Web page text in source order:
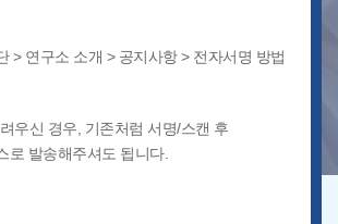
> 연구소 소개 > 공지사항 > 전자서명 방법
우신 경우, 기존처럼 서명/스캔 후
로 발송해주셔도 됩니다.